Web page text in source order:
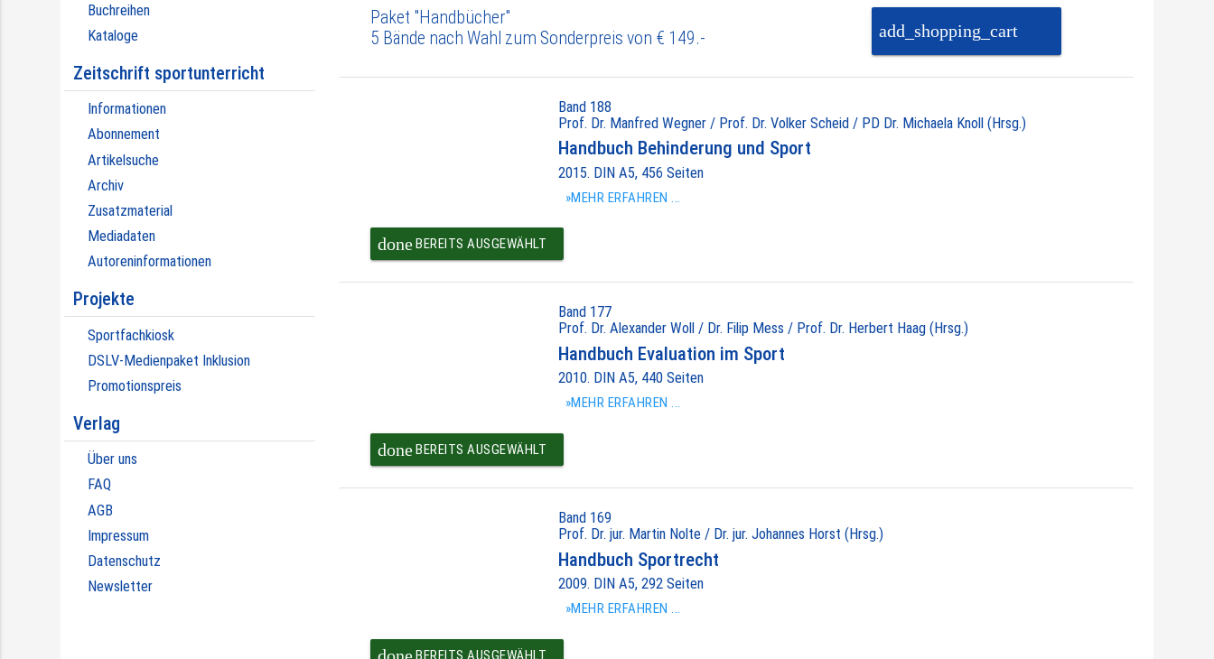
Buchreihen
Kataloge
Zeitschrift sportunterricht
Informationen
Abonnement
Artikelsuche
Archiv
Zusatzmaterial
Mediadaten
Autoreninformationen
Projekte
Sportfachkiosk
DSLV-Medienpaket Inklusion
Promotionspreis
Verlag
Über uns
FAQ
AGB
Impressum
Datenschutz
Newsletter
Paket "Handbücher"
5 Bände nach Wahl zum Sonderpreis von € 149.-
add_shopping_cart
WARENKORB
Band 188
Prof. Dr. Manfred Wegner / Prof. Dr. Volker Scheid / PD Dr. Michaela Knoll (Hrsg.)
Handbuch Behinderung und Sport
2015. DIN A5, 456 Seiten
»MEHR ERFAHREN ...
doneBEREITS AUSGEWÄHLT
Band 177
Prof. Dr. Alexander Woll / Dr. Filip Mess / Prof. Dr. Herbert Haag (Hrsg.)
Handbuch Evaluation im Sport
2010. DIN A5, 440 Seiten
»MEHR ERFAHREN ...
doneBEREITS AUSGEWÄHLT
Band 169
Prof. Dr. jur. Martin Nolte / Dr. jur. Johannes Horst (Hrsg.)
Handbuch Sportrecht
2009. DIN A5, 292 Seiten
»MEHR ERFAHREN ...
BEREITS AUSGEWÄHLT